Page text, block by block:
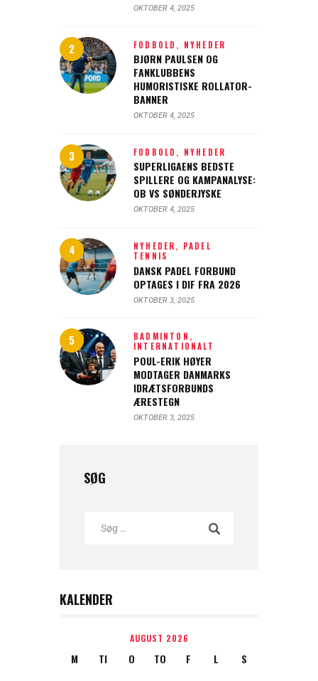
OKTOBER 4, 2025
FODBOLD, NYHEDER
BJØRN PAULSEN OG
FANKLUBBENS
HUMORISTISKE ROLLATOR-
BANNER
OKTOBER 4, 2025
FODBOLD, NYHEDER
SUPERLIGAENS BEDSTE
SPILLERE OG KAMPANALYSE:
OB VS SØNDERJYSKE
OKTOBER 4, 2025
NYHEDER, PADEL
TENNIS
DANSK PADEL FORBUND
OPTAGES I DIF FRA 2026
OKTOBER 3, 2025
BADMINTON,
INTERNATIONALT
POUL-ERIK HØYER
MODTAGER DANMARKS
IDRÆTSFORBUNDS
ÆRESTEGN
OKTOBER 3, 2025
SØG
KALENDER
AUGUST 2026
M TI O TO F L S